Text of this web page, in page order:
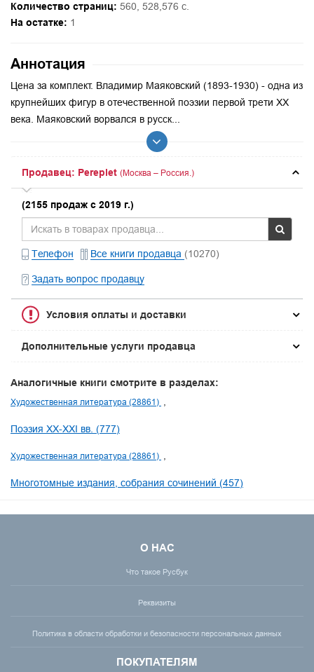
Количество страниц: 560, 528,576 с.
На остатке: 1
Аннотация
Цена за комплект. Владимир Маяковский (1893-1930) - одна из
крупнейших фигур в отечественной поэзии первой трети XX
века. Маяковский ворвался в русск...
Продавец: Pereplet (Москва – Россия.)
(2155 продаж с 2019 г.)
Телефон Все книги продавца (10270)
Задать вопрос продавцу
Условия оплаты и доставки
Дополнительные услуги продавца
Аналогичные книги смотрите в разделах:
Художественная литература (28861)
Поэзия XX-XXI вв. (777)
Художественная литература (28861)
Многотомные издания, собрания сочинений (457)
О НАС
Что такое Русбук
Реквизиты
Политика в области обработки и безопасности персональных данных
ПОКУПАТЕЛЯМ